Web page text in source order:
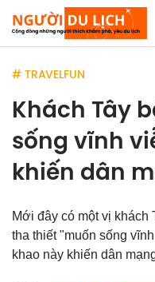
# TRAVELFUN
Khách Tây
sống vĩnh
khiến dân
Mới đây có một vị khách
tha thiết "muốn sống
khao này khiến dân